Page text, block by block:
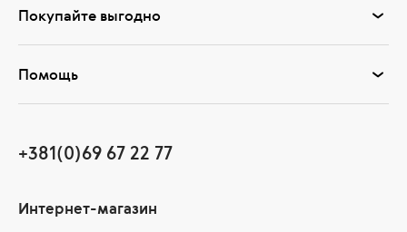
Покупайте выгодно
Помощь
+381(0)69 67 22 77
Интернет-магазин